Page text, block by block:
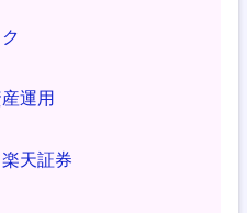
運用
天証券